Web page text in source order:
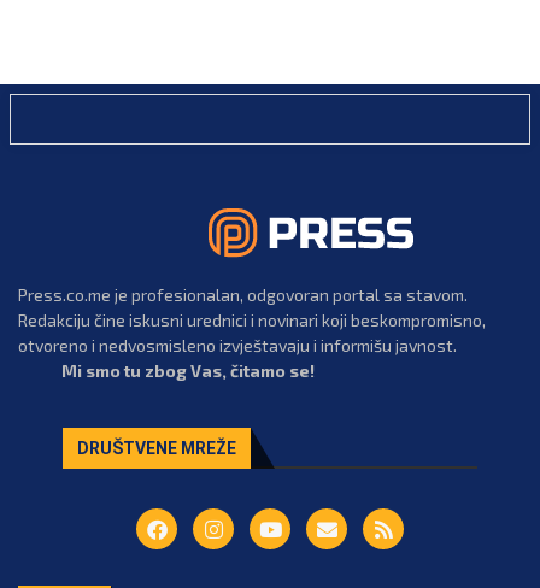
Press.co.me je profesionalan, odgovoran portal sa stavom.
Redakciju čine iskusni urednici i novinari koji beskompromisno,
otvoreno i nedvosmisleno izvještavaju i informišu javnost.
Mi smo tu zbog Vas, čitamo se!
DRUŠTVENE MREŽE